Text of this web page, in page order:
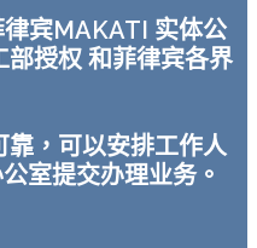
宾MAKATI 实体公
授权 和菲律宾各界
，可以安排工作人
室提交办理业务。